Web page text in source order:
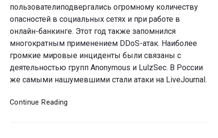
пользователиподвергались огромному количеству
опасностей в социальных сетях и при работе в
онлайн-банкинге. Этот год также запомнился
многократным применением DDoS-атак. Наиболее
громкие мировые инциденты были связаны с
деятельностью групп Anonymous и LulzSec. В России
же самыми нашумевшими стали атаки на LiveJournal.
Continue Reading